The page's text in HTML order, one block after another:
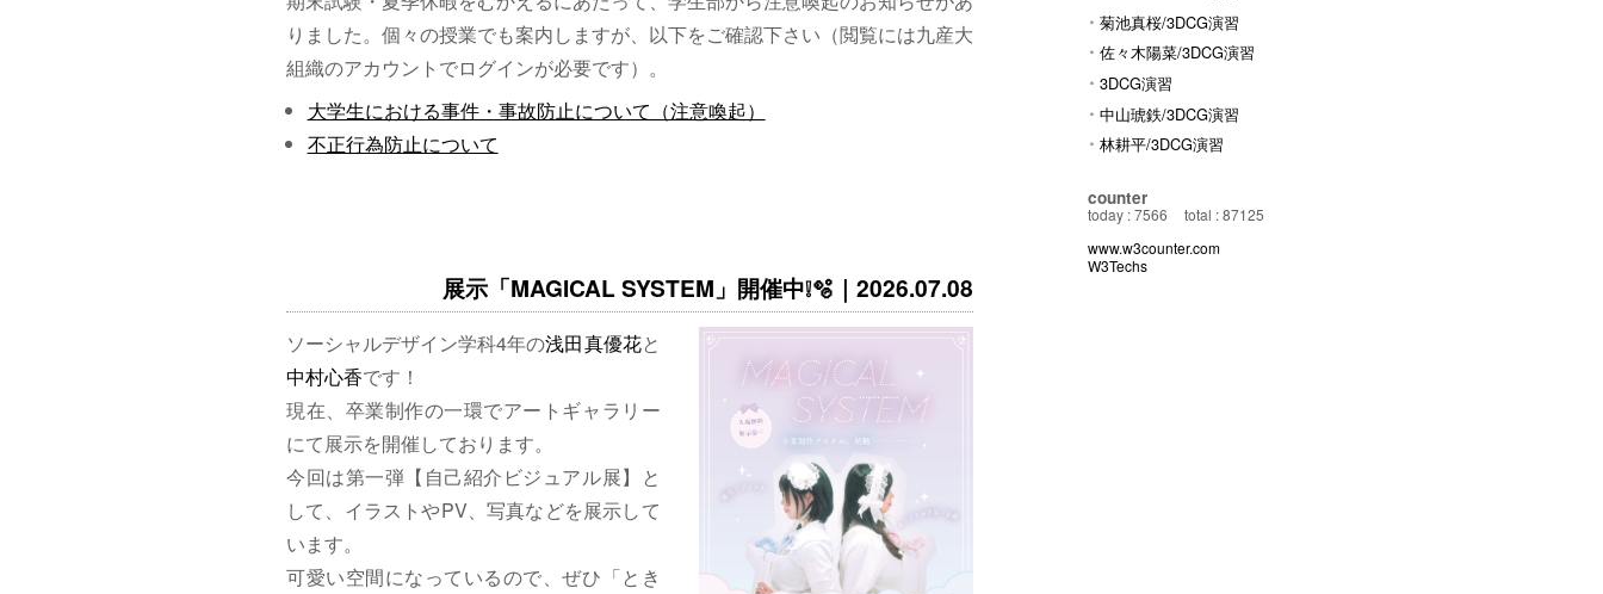
菊池真桜/3DCG演習
佐々木陽菜/3DCG演習
3DCG演習
中山琥鉄/3DCG演習
林耕平/3DCG演習
counter
today : 7566
total : 87125
www.w3counter.com
W3Techs
りました。個々の授業でも案内しますが、以下をご確認下さい（閲覧には九産大
組織のアカウントでログインが必要です）。
大学生における事件・事故防止について（注意喚起）
不正行為防止について
展示「MAGICAL SYSTEM」開催中❕🫧｜2026.07.08
ソーシャルデザイン学科4年の浅田真優花と
中村心香です！
現在、卒業制作の一環でアートギャラリー
にて展示を開催しております。
今回は第一弾【自己紹介ビジュアル展】と
して、イラストやPV、写真などを展示して
います。
可愛い空間になっているので、ぜひ「とき